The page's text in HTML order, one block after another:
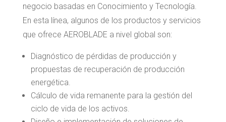
negocio basadas en Conocimiento y Tecnología.
En esta línea, algunos de los productos y servicios
que ofrece AEROBLADE a nivel global son:
Diagnóstico de pérdidas de producción y
propuestas de recuperación de producción
energética.
Cálculo de vida remanente para la gestión del
ciclo de vida de los activos.